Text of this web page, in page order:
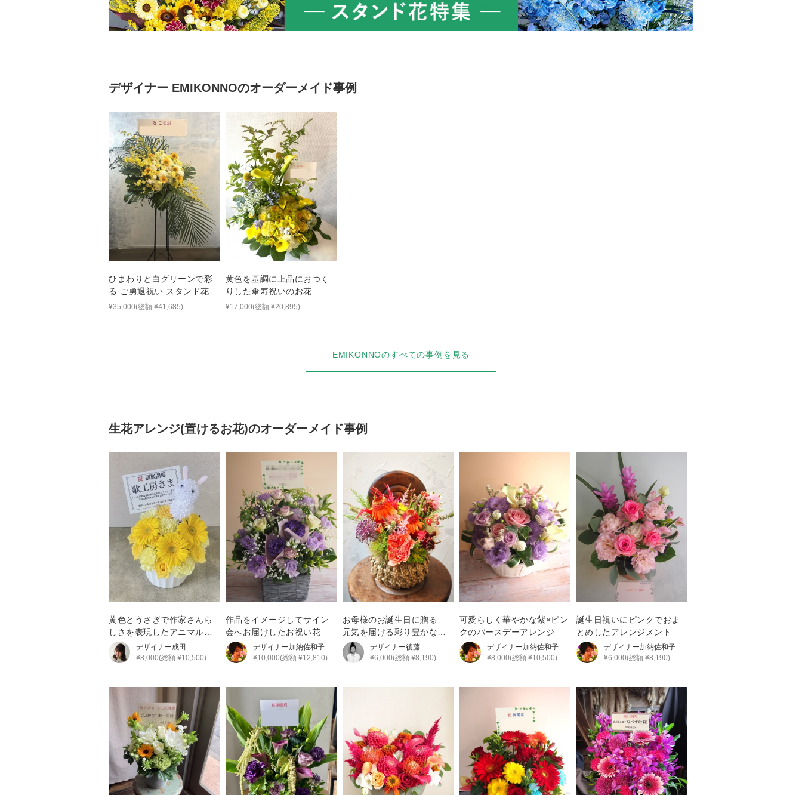
デザイナー EMIKONNOのオーダーメイド事例
ひまわりと白グリーンで彩
る ご勇退祝い スタンド花
¥35,000(総額 ¥41,685)
黄色を基調に上品におつく
りした傘寿祝いのお花
¥17,000(総額 ¥20,895)
EMIKONNOのすべての事例を見る
生花アレンジ(置けるお花)のオーダーメイド事例
黄色とうさぎで作家さんら
しさを表現したアニマルア
レンジ
デザイナー成田
¥8,000(総額 ¥10,500)
作品をイメージしてサイン
会へお届けしたお祝い花
デザイナー加納佐和子
¥10,000(総額 ¥12,810)
お母様のお誕生日に贈る
元気を届ける彩り豊かな生
花アレンジデザイナー後藤
¥6,000(総額 ¥8,190)
可愛らしく華やかな紫×ピン
クのバースデーアレンジ
デザイナー加納佐和子
¥8,000(総額 ¥10,500)
誕生日祝いにピンクでおま
とめしたアレンジメント
デザイナー加納佐和子
¥6,000(総額 ¥8,190)